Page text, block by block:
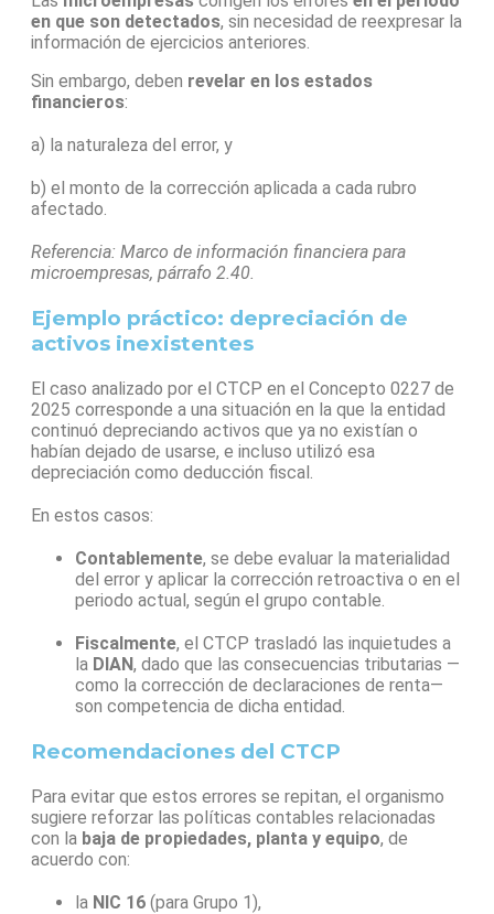
en que son detectados, sin necesidad de reexpresar la
información de ejercicios anteriores.
Sin embargo, deben revelar en los estados
financieros:
a) la naturaleza del error, y
b) el monto de la corrección aplicada a cada rubro
afectado.
Referencia: Marco de información financiera para
microempresas, párrafo 2.40.
Ejemplo práctico: depreciación de
activos inexistentes
El caso analizado por el CTCP en el Concepto 0227 de
2025 corresponde a una situación en la que la entidad
continuó depreciando activos que ya no existían o
habían dejado de usarse, e incluso utilizó esa
depreciación como deducción fiscal.
En estos casos:
Contablemente, se debe evaluar la materialidad
del error y aplicar la corrección retroactiva o en el
periodo actual, según el grupo contable.
Fiscalmente, el CTCP trasladó las inquietudes a
la DIAN, dado que las consecuencias tributarias —
como la corrección de declaraciones de renta—
son competencia de dicha entidad.
Recomendaciones del CTCP
Para evitar que estos errores se repitan, el organismo
sugiere reforzar las políticas contables relacionadas
con la baja de propiedades, planta y equipo, de
acuerdo con:
la NIC 16 (para Grupo 1),